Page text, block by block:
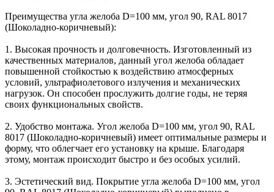
Преимущества угла желоба D=100 мм, угол 90, RAL 8017
(Шоколадно-коричневый):
1. Высокая прочность и долговечность. Изготовленный из
качественных материалов, данный угол желоба обладает
повышенной стойкостью к воздействию атмосферных
условий, ультрафиолетового излучения и механических
нагрузок. Он способен прослужить долгие годы, не теряя
своих функциональных свойств.
2. Удобство монтажа. Угол желоба D=100 мм, угол 90, RAL
8017 (Шоколадно-коричневый) имеет оптимальные размеры и
форму, что облегчает его установку на крыше. Благодаря
этому, монтаж происходит быстро и без особых усилий.
3. Эстетический вид. Покрытие угла желоба D=100 мм, угол